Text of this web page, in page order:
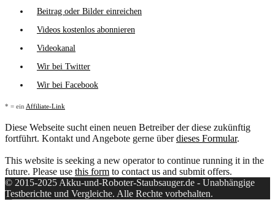
Beitrag oder Bilder einreichen
Videos kostenlos abonnieren
Videokanal
Wir bei Twitter
Wir bei Facebook
* = ein Affiliate-Link
Diese Webseite sucht einen neuen Betreiber der diese zukünftig
fortführt. Kontakt und Angebote gerne überdieses Formular.
This website is seeking a new operator to continue running it in the
future. Please use this form to contact us and submit offers.
© 2015-2025 Akku-und-Roboter-Staubsauger.de - Unabhängige
Testberichte und Vergleiche. Alle Rechte vorbehalten.